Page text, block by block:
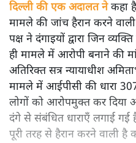
दिल्ली की एक अदालत नेकहा
मामले की जांच हैरान करने
पक्ष ने दंगाइयों द्वारा जिन
ही मामले में आरोपी बनाने की
अतिरिक्त सत्र न्यायाधीश
मामले में आईपीसी की धारा
लोगों को आरोपमुक्त कर
दंगे से संबंधित धाराएँ लगाई गई
पूरी तरह से हैरान करने वाली है